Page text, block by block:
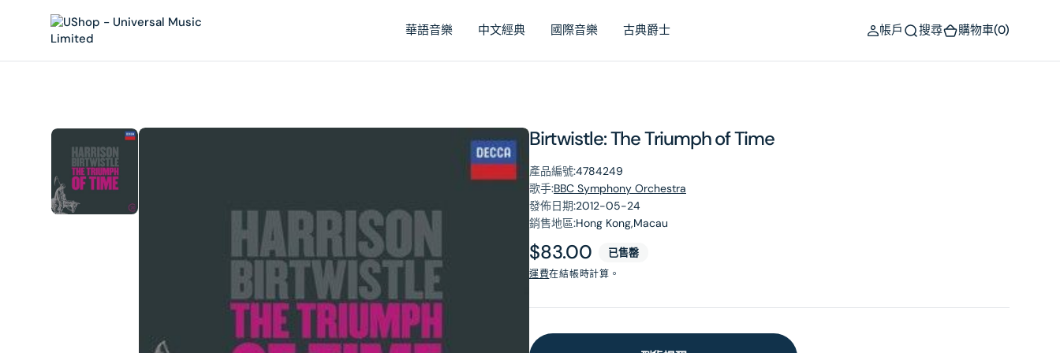
華語音樂 中文經典 國際音樂 古典爵士 帳戶 搜尋 購物車(0)
Birtwistle: The Triumph of Time
產品編號:4784249
歌手:BBC Symphony Orchestra
發佈日期:2012-05-24
銷售地區:Hong Kong,Macau
原
價
$83.00 已售罄
運費在結帳時計算。
在